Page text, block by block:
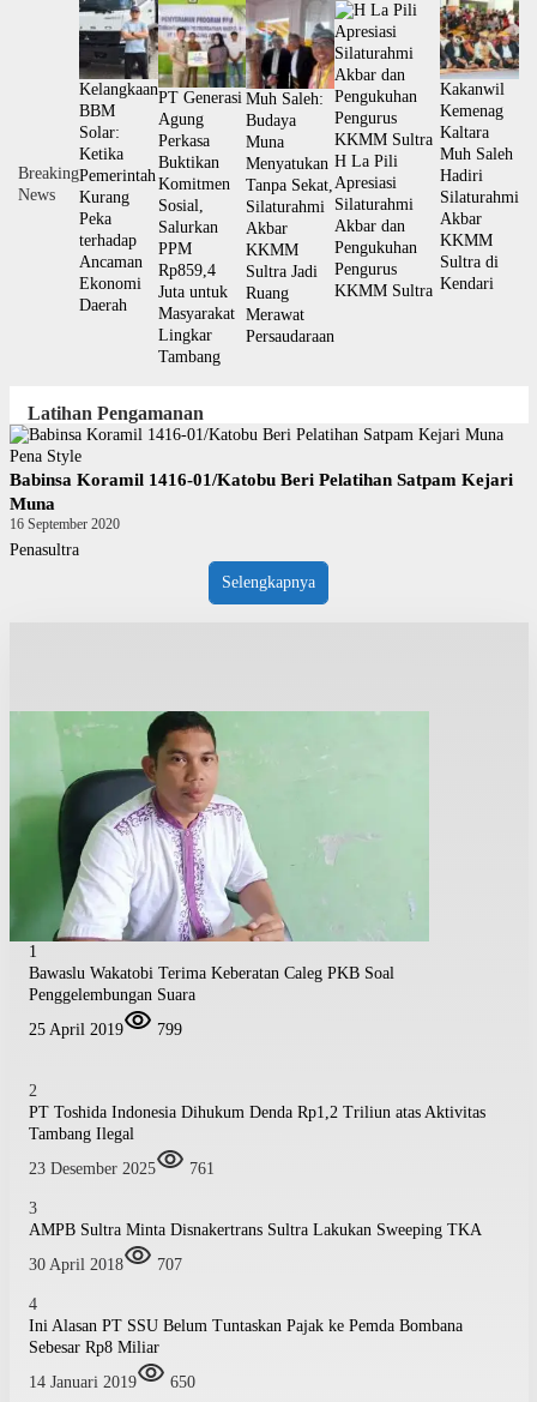
Breaking
News
Kelangkaan
BBM
Solar:
Ketika
Pemerintah
Kurang
Peka
terhadap
Ancaman
Ekonomi
Daerah
PT Generasi
Agung
Perkasa
Buktikan
Komitmen
Sosial,
Salurkan
PPM
Rp859,4
Juta untuk
Masyarakat
Lingkar
Tambang
Muh Saleh:
Budaya
Muna
Menyatukan
Tanpa Sekat,
Silaturahmi
Akbar
KKMM
Sultra Jadi
Ruang
Merawat
Persaudaraan
H La Pili
Apresiasi
Silaturahmi
Akbar dan
Pengukuhan
Pengurus
KKMM Sultra
Kakanwil
Kemenag
Kaltara
Muh Saleh
Hadiri
Silaturahmi
Akbar
KKMM
Sultra di
Kendari
Latihan Pengamanan
Pena Style
Babinsa Koramil 1416-01/Katobu Beri Pelatihan Satpam Kejari
Muna
16 September 2020
Penasultra
Selengkapnya
1
Bawaslu Wakatobi Terima Keberatan Caleg PKB Soal
Penggelembungan Suara
25 April 2019
799
2
PT Toshida Indonesia Dihukum Denda Rp1,2 Triliun atas Aktivitas
Tambang Ilegal
23 Desember 2025
761
3
AMPB Sultra Minta Disnakertrans Sultra Lakukan Sweeping TKA
30 April 2018
707
4
Ini Alasan PT SSU Belum Tuntaskan Pajak ke Pemda Bombana
Sebesar Rp8 Miliar
14 Januari 2019
650